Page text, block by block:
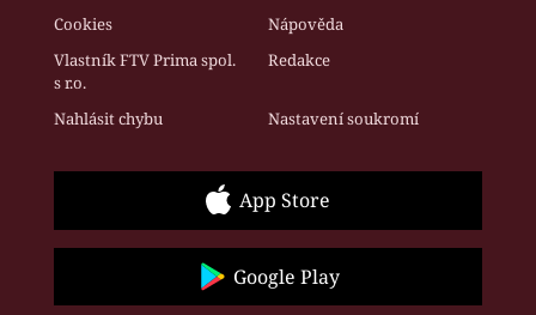
Cookies
Nápověda
Vlastník FTV Prima spol.
s r.o.
Redakce
Nahlásit chybu Nastavení soukromí
App Store
Google Play